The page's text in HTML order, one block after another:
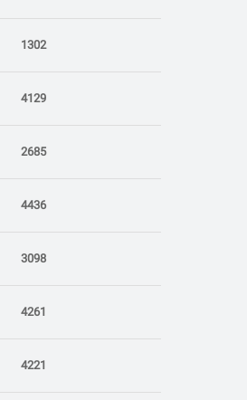
1302
4129
2685
4436
3098
4261
4221